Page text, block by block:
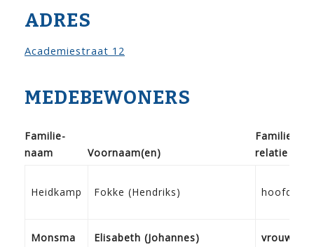
ADRES
Academiestraat 12
MEDEBEWONERS
Familie­
naam
Voor­naam(en)
Familie­
relatie
Heidkamp Fokke (Hendriks) hoofd
Monsma Elisabeth (Johannes) vrouw